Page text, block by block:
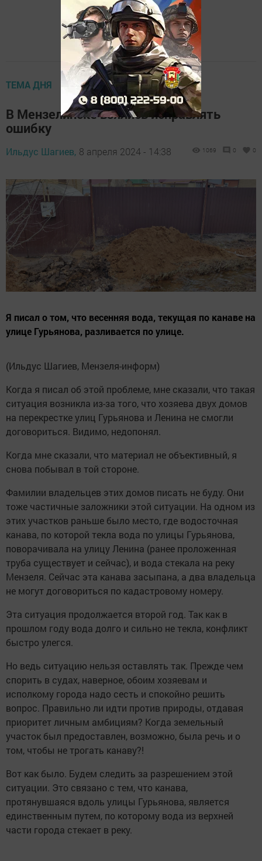
ТЕМА ДНЯ
В Мензелинске взялись исправлять
ошибку
Ильдус Шагиев, 8 апреля 2024 - 14:38 1069 0 0
Я писал о том, что весенняя вода, текущая по канаве на
улице Гурьянова, разливается по улице.
(Ильдус Шагиев, Мензеля-информ)
Когда я писал об этой проблеме, мне сказали, что такая
ситуация возникла из-за того, что хозяева двух домов
на перекрестке улиц Гурьянова и Ленина не смогли
договориться. Видимо, недопонял.
Когда мне сказали, что материал не объективный, я
снова побывал в той стороне.
Фамилии владельцев этих домов писать не буду. Они
тоже частичные заложники этой ситуации. На одном из
этих участков раньше было место, где водосточная
канава, по которой текла вода по улицы Гурьянова,
поворачивала на улицу Ленина (ранее проложенная
труба существует и сейчас), и вода стекала на реку
Мензеля. Сейчас эта канава засыпана, а два владельца
не могут договориться по кадастровому номеру.
Эта ситуация продолжается второй год. Так как в
прошлом году вода долго и сильно не текла, конфликт
быстро улегся.
Но ведь ситуацию нельзя оставлять так. Прежде чем
спорить в судах, наверное, обоим хозяевам и
исполкому города надо сесть и спокойно решить
вопрос. Правильно ли идти против природы, отдавая
приоритет личным амбициям? Когда земельный
участок был предоставлен, возможно, была речь и о
том, чтобы не трогать канаву?!
Вот как было. Будем следить за разрешением этой
ситуации. Это связано с тем, что канава,
протянувшаяся вдоль улицы Гурьянова, является
единственным путем, по которому вода из верхней
части города стекает в реку.